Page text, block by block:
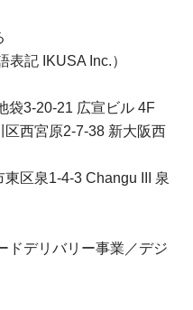
記 IKUSA Inc.）
袋3-20-21 広宣ビル 4F
西宮原2-7-38 新大阪西
区泉1-4-3 Changu III 泉
ドデリバリー事業／デジ